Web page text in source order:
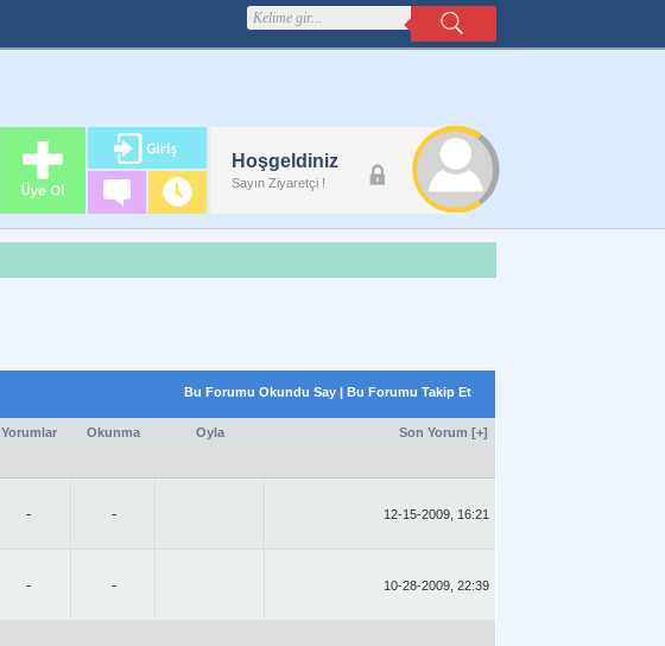
Hoşgeldiniz
Sayın Ziyaretçi !
Forum
Reklam Alanı
Bu Forumu Okundu Say | Bu Forumu Takip Et
Yorumlar Okunma Oyla Son Yorum [+]
- - 12-15-2009, 16:21
- - 10-28-2009, 22:39